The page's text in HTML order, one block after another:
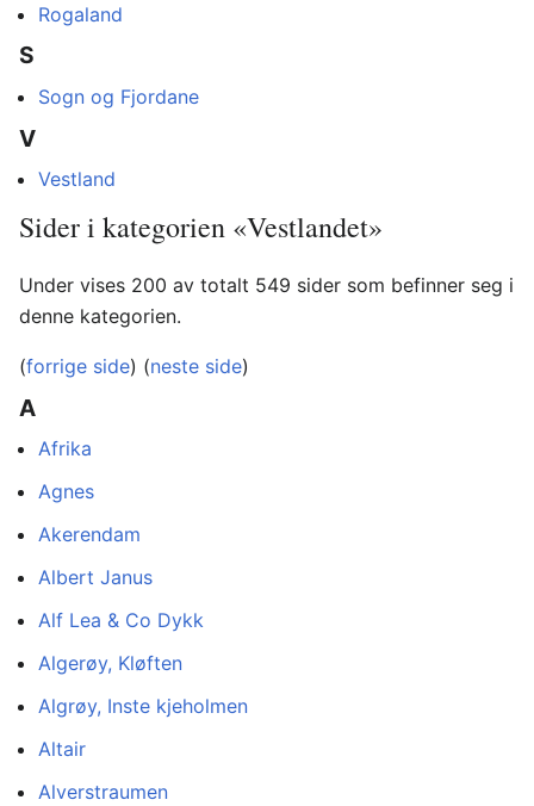
Rogaland
S
Sogn og Fjordane
V
Vestland
Sider i kategorien «Vestlandet»
Under vises 200 av totalt 549 sider som befinner seg i
denne kategorien.
(forrige side) (neste side)
A
Afrika
Agnes
Akerendam
Albert Janus
Alf Lea & Co Dykk
Algerøy, Kløften
Algrøy, Inste kjeholmen
Altair
Alverstraumen